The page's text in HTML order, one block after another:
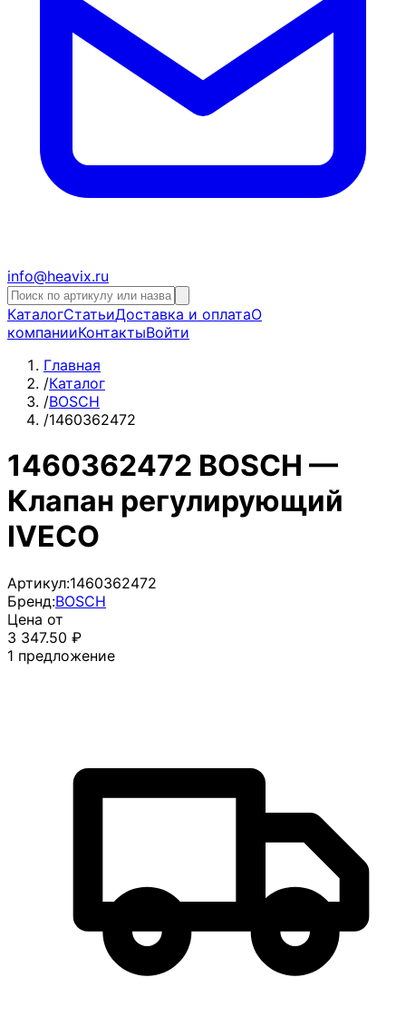
info@heavix.ru
КаталогСтатьиДоставка и оплатаО
компанииКонтактыВойти
Главная
/Каталог
/BOSCH
/1460362472
1460362472 BOSCH —
Клапан регулирующий
IVECO
Артикул:1460362472
Бренд:BOSCH
Цена от
3 347.50 ₽
1 предложение